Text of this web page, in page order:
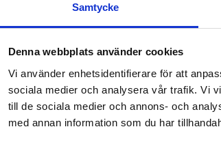
Samtycke
Denna webbplats använder cookies
Vi använder enhetsidentifierare för att
sociala medier och analysera vår trafik. Vi
till de sociala medier och annons- och
med annan information som du har
Rollo Choco 2,5kg
39.90 EUR